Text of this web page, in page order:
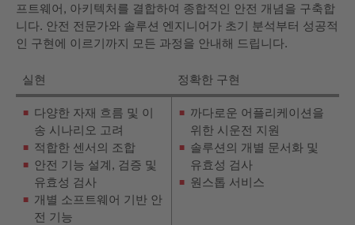
프트웨어, 아키텍처를 결합하여 종합적인 안전 개념을 구축합
니다. 안전 전문가와 솔루션 엔지니어가 초기 분석부터 성공적
인 구현에 이르기까지 모든 과정을 안내해 드립니다.
실현 정확한 구현
다양한 자재 흐름 및 이
송 시나리오 고려
적합한 센서의 조합
안전 기능 설계, 검증 및
유효성 검사
개별 소프트웨어 기반 안
전 기능
까다로운 어플리케이션을
위한 시운전 지원
솔루션의 개별 문서화 및
유효성 검사
원스톱 서비스